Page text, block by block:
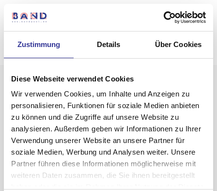
Zustimmung Details Über Cookies
Diese Webseite verwendet Cookies
Wir verwenden Cookies, um Inhalte und Anzeigen zu
personalisieren, Funktionen für soziale Medien anbieten
zu können und die Zugriffe auf unsere Website zu
analysieren. Außerdem geben wir Informationen zu Ihrer
Verwendung unserer Website an unsere Partner für
soziale Medien, Werbung und Analysen weiter. Unsere
Partner führen diese Informationen möglicherweise mit
weiteren Daten zusammen, die Sie ihnen bereitgestellt
Bionic Ghost
Kids